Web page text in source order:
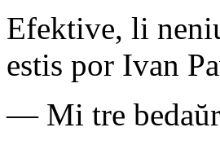
Efektive, li
estis por Ivan
— Mi tre